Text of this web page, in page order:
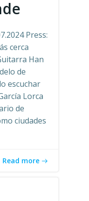
Press:
cerca
Han
de
escuchar
Lorca
de
ciudades
Read more